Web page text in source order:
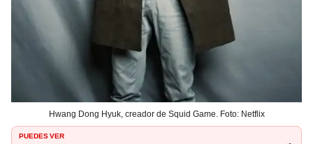
Hwang Dong Hyuk, creador de Squid Game. Foto: Netflix
PUEDES VER